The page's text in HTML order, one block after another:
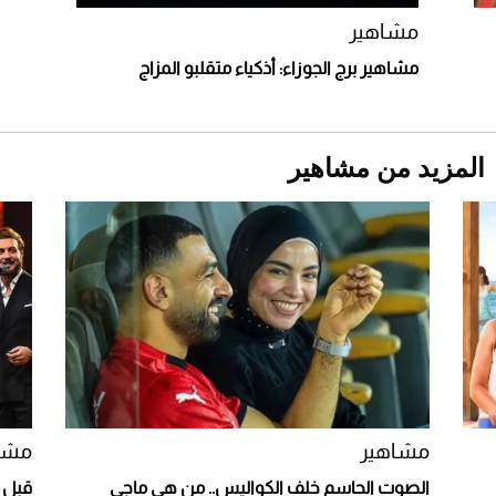
Aston Martin Valiant: على هوى الأبطال
مشاهير
مشاهير برج الجوزاء: أذكياء متقلبو المزاج
المزيد من مشاهير
مشاهير
الصوت الحاسم خلف الكواليس.. من هي ماجي قبل